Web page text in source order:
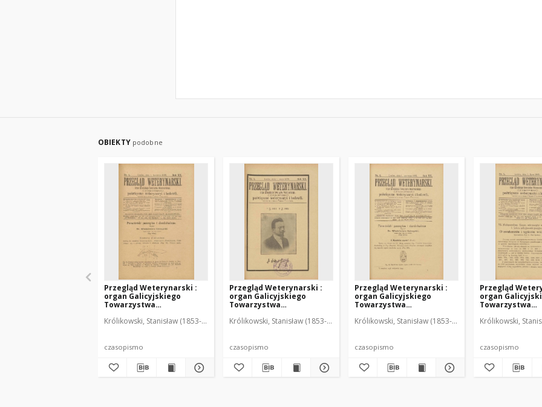
OBIEKTY podobne
Przegląd Weterynarski :
organ Galicyjskiego
Towarzystwa
czasopismo poświęcone
Królikowski, Stanisław (1853-1924). Red.
czasopismo
Przegląd Weterynarski :
organ Galicyjskiego
Towarzystwa
czasopismo poświęcone
Królikowski, Stanisław (1853-1924). Red.
czasopismo
Przegląd Weterynarski :
organ Galicyjskiego
Towarzystwa
czasopismo poświęcone
Królikowski, Stanisław (1853-1924). Red.
czasopismo
Przegląd
organ
Towarzystwa
czasopismo
Królikowski,
czasopismo